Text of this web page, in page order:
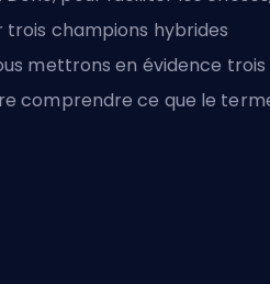
trois champions hybrides
mettrons en évidence trois
comprendre ce que le